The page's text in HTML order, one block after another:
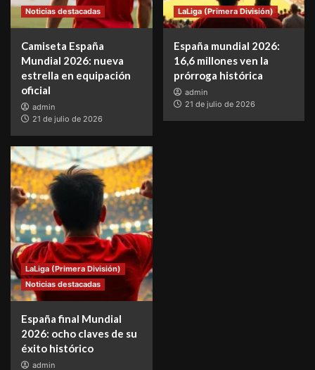
Noticias destacadas
Camiseta España
Mundial 2026: nueva
estrella en equipación
oficial
admin
21 de julio de 2026
LaLiga (Primera División)
España mundial 2026:
16,6 millones ven la
prórroga histórica
admin
21 de julio de 2026
LaLiga (Primera División)
Noticias destacadas
España final Mundial
2026: ocho claves de su
éxito histórico
admin